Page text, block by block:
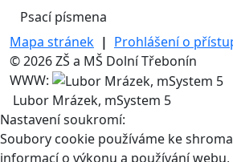
Psací písmena
Mapa stránek | Prohlášení o
© 2026 ZŠ a MŠ Dolní Třebonín
WWW:
Lubor Mrázek, mSystem 5
Nastavení soukromí:
Soubory cookie používáme ke
informací o výkonu a používání